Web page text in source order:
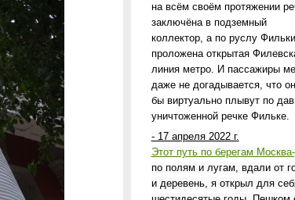
на всём своём протяжении
заключёна в подземный
коллектор, а по руслу Фильки
проложена открытая
линия метро. И пассажиры
даже не догадывается, что
бы виртуально плывут по
уничтоженной речке Фильке.
- 17 апреля 2022 г.
Этот путь по берегам
по полям и лугам, вдали от
и деревень, я открыл для